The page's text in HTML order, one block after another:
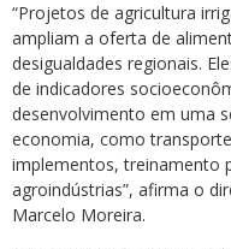
“Projetos de agricultura
ampliam a oferta de
desigualdades regionais.
de indicadores
desenvolvimento em uma
economia, como
implementos, treinamento
agroindústrias”, afirma o
Marcelo Moreira.